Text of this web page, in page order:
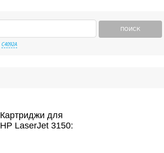
ПОИСК
C4092A
Картриджи для
HP LaserJet 3150: